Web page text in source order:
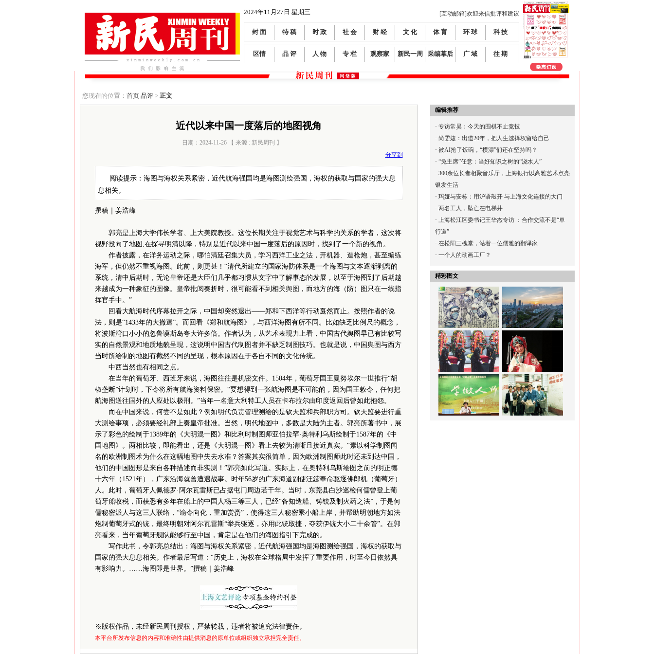
2024年11月27日 星期三 [互动邮箱]欢迎来信批评和建议
封 面 特 稿 时 政 社 会 财 经 文 化 体 育 环 球 科 技
区情 品 评 人 物 专 栏 观察家 新民一周 采编幕后 广 域 往 期
您现在的位置： 首页 品评> 正文
近代以来中国一度落后的地图视角
日期：2024-11-26 【 来源 : 新民周刊 】
分享到
阅读提示：海图与海权关系紧密，近代航海强国均是海图测绘强国，海权的获取与国家的强大息
息相关。
撰稿｜姜浩峰
郭亮是上海大学伟长学者、上大美院教授。这位长期关注于视觉艺术与科学的关系的学者，这次将
视野投向了地图,在探寻明清以降，特别是近代以来中国一度落后的原因时，找到了一个新的视角。
作者披露，在洋务运动之际，哪怕清廷召集大员，学习西洋工业之法，开机器、造枪炮，甚至编练
海军，但仍然不重视海图。此前，则更甚！“清代所建立的国家海防体系是一个海图与文本逐渐剥离的
系统，清中后期时，无论皇帝还是大臣们几乎都习惯从文字中了解事态的发展，以至于海图到了后期越
来越成为一种象征的图像。皇帝批阅奏折时，很可能看不到相关舆图，而地方的海（防）图只在一线指
挥官手中。”
回看大航海时代序幕拉开之际，中国却突然退出——郑和下西洋等行动戛然而止。按照作者的说
法，则是“1433年的大撤退”。而回看《郑和航海图》，与西洋海图有所不同。比如缺乏比例尺的概念，
将波斯湾口小小的忽鲁谟斯岛夸大许多倍。作者认为，从艺术表现力上看，中国古代舆图早已有比较写
实的自然景观和地质地貌呈现，这说明中国古代制图者并不缺乏制图技巧。也就是说，中国舆图与西方
当时所绘制的地图有截然不同的呈现，根本原因在于各自不同的文化传统。
中西当然也有相同之点。
在当年的葡萄牙、西班牙来说，海图往往是机密文件。1504年，葡萄牙国王曼努埃尔一世推行“胡
椒垄断”计划时，下令将所有航海资料保密。“要想得到一张航海图是不可能的，因为国王敕令，任何把
航海图送往国外的人应处以极刑。”当年一名意大利特工人员在卡布拉尔由印度返回后曾如此抱怨。
而在中国来说，何尝不是如此？例如明代负责管理测绘的是钦天监和兵部职方司。钦天监要进行重
大测绘事项，必须要经礼部上奏皇帝批准。当然，明代地图中，多数是大陆为主者。郭亮所著书中，展
示了彩色的绘制于1389年的《大明混一图》和比利时制图师亚伯拉罕·奥特利乌斯绘制于1587年的《中
国地图》。两相比较，即能看出，还是《大明混一图》看上去较为清晰且接近真实。“素以科学制图闻
名的欧洲制图术为什么在这幅地图中失去水准？答案其实很简单，因为欧洲制图师此时还未到达中国，
他们的中国图形是来自各种描述而非实测！”郭亮如此写道。实际上，在奥特利乌斯绘图之前的明正德
十六年（1521年），广东沿海就曾遭遇战事。时年56岁的广东海道副使汪鋐奉命驱逐佛郎机（葡萄牙）
人。此时，葡萄牙人佩德罗·阿尔瓦雷斯已占据屯门周边若干年。当时，东莞县白沙巡检何儒曾登上葡
萄牙船收税，而获悉有多年在船上的中国人杨三等三人，已经“备知造船、铸铳及制火药之法”，于是何
儒秘密派人与这三人联络，“谕令向化，重加赏赉”，使得这三人秘密乘小船上岸，并帮助明朝地方如法
炮制葡萄牙式的铳，最终明朝对阿尔瓦雷斯“举兵驱逐，亦用此铳取捷，夺获伊铳大小二十余管”。在郭
亮看来，当年葡萄牙舰队能够行至中国，肯定是在他们的海图指引下完成的。
写作此书，令郭亮总结出：海图与海权关系紧密，近代航海强国均是海图测绘强国，海权的获取与
国家的强大息息相关。作者最后写道：“历史上，海权在全球格局中发挥了重要作用，时至今日依然具
有影响力。……海图即是世界。”撰稿｜姜浩峰
※ 版权作品，未经新民周刊授权，严禁转载，违者将被追究法律责任。
本平台所发布信息的内容和准确性由提供消息的原单位或组织独立承担完全责任。
编辑推荐
· 专访常昊：今天的围棋不止竞技
· 尚雯婕：出道20年，把人生选择权留给自己
· 被AI抢了饭碗，“横漂”们还在坚持吗？
· “兔主席”任意：当好知识之树的“浇水人”
· 300余位长者相聚音乐厅，上海银行以高雅艺术点亮
银发生活
· 玛娅与安栋：用沪语敲开 与上海文化连接的大门
· 两名工人，坠亡在电梯井
· 上海松江区委书记王华杰专访 ：合作交流不是“单
行道”
· 在松阳三槐堂，站着一位儒雅的翻译家
· 一个人的动画工厂？
精彩图文